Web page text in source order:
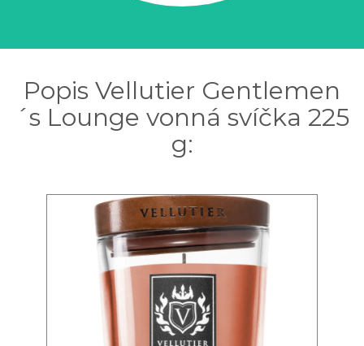
Popis Vellutier Gentlemen
´s Lounge vonná svíčka 225
g: